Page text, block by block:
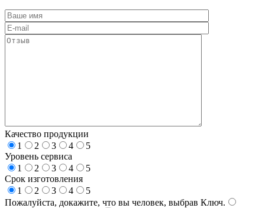
Качество продукции
1
2 3 4
5
Уровень сервиса
1
2 3 4
5
Срок изготовления
1
2 3 4
5
Пожалуйста, докажите, что вы человек, выбрав Ключ.